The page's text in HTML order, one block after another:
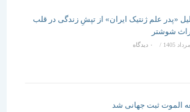
علم ژنتیک ایران» از تپشِ زندگی در قلب
/ ۰ دیدگاه
ثبت جهانی شد